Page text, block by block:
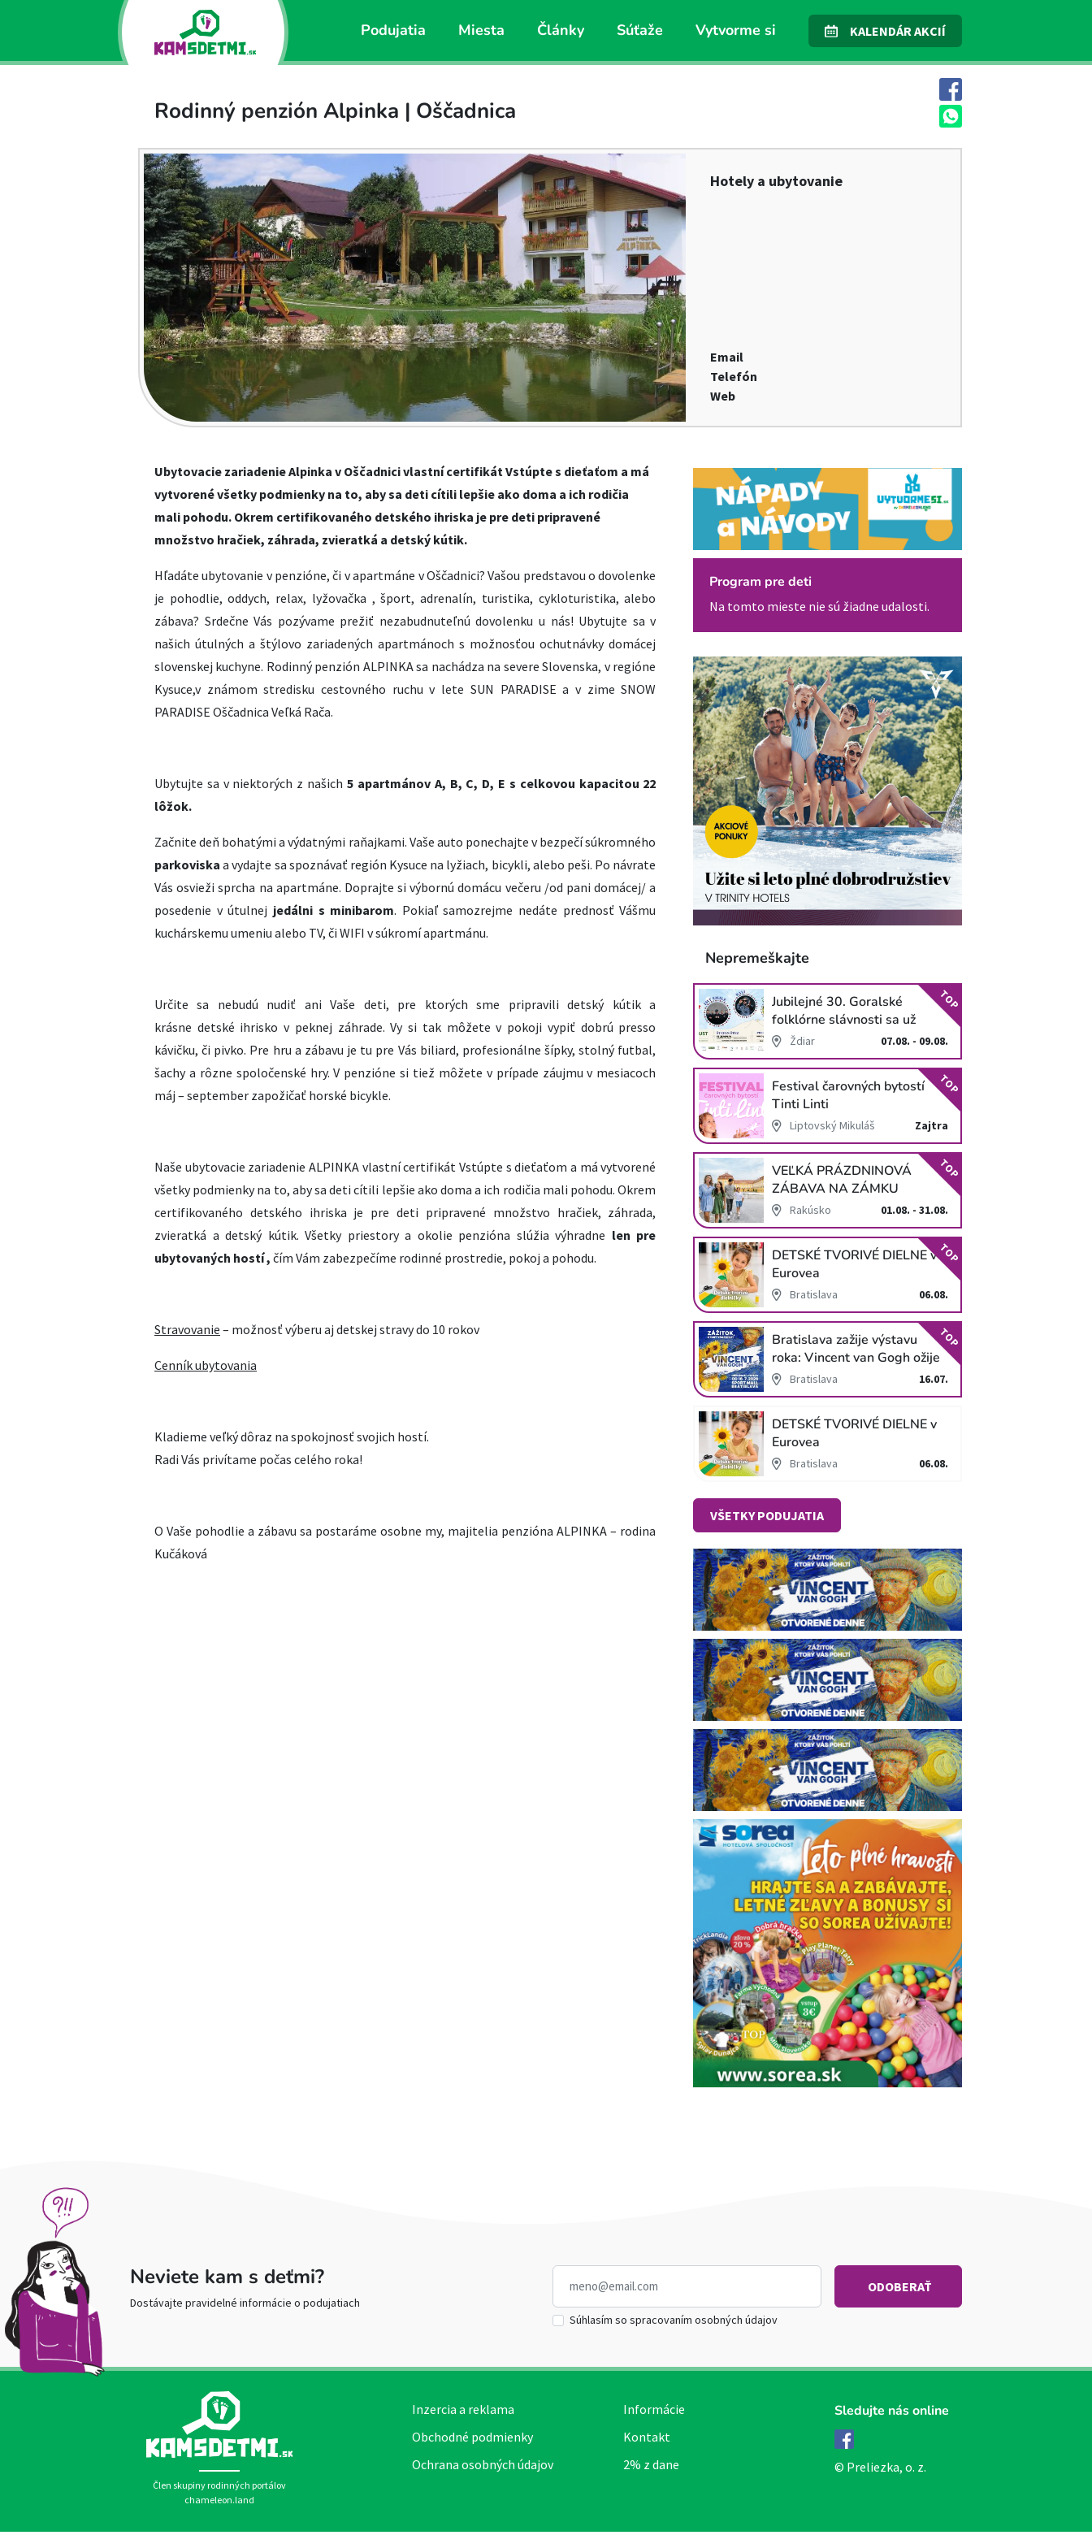
Podujatia Miesta Články Súťaže Vytvorme si KALENDÁR AKCIÍ
Rodinný penzión Alpinka | Oščadnica
Hotely a ubytovanie
Email
Telefón
Web
Ubytovacie zariadenie Alpinka v Oščadnici vlastní certifikát Vstúpte s dieťaťom a má
vytvorené všetky podmienky na to, aby sa deti cítili lepšie ako doma a ich rodičia
mali pohodu. Okrem certifikovaného detského ihriska je pre deti pripravené
množstvo hračiek, záhrada, zvieratká a detský kútik.
Hľadáte ubytovanie v penzióne, či v apartmáne v Oščadnici? Vašou predstavou o dovolenke
je pohodlie, oddych, relax, lyžovačka , šport, adrenalín, turistika, cykloturistika, alebo
zábava? Srdečne Vás pozývame prežiť nezabudnuteľnú dovolenku u nás! Ubytujte sa v
našich útulných a štýlovo zariadených apartmánoch s možnosťou ochutnávky domácej
slovenskej kuchyne. Rodinný penzión ALPINKA sa nachádza na severe Slovenska, v regióne
Kysuce,v známom stredisku cestovného ruchuv lete SUN PARADISE a v zime SNOW
PARADISE Oščadnica Veľká Rača.
Ubytujte sa v niektorých z našich 5 apartmánov A, B, C, D, E s celkovou kapacitou 22
lôžok.
Začnite deň bohatými a výdatnými raňajkami. Vaše auto ponechajte v bezpečí súkromného
parkoviskaa vydajte sa spoznávať región Kysuce na lyžiach, bicykli, alebo peši. Po návrate
Vás osvieži sprcha na apartmáne. Doprajte si výbornú domácu večeru /od pani domácej/ a
posedenie v útulnej jedálni s minibarom. Pokiaľ samozrejme nedáte prednosť Vášmu
kuchárskemu umeniu alebo TV, či WIFI v súkromí apartmánu.
Určite sa nebudú nudiť ani Vaše deti, pre ktorých sme pripravili detský kútik a
krásne detské ihrisko v peknej záhrade. Vy si tak môžete v pokoji vypiť dobrú presso
kávičku, či pivko. Pre hru a zábavu je tu pre Vás biliard, profesionálne šípky, stolný futbal,
šachy a rôzne spoločenské hry.V penzióne si tiež môžete v prípade záujmu v mesiacoch
máj – september zapožičať horské bicykle.
Naše ubytovacie zariadenie ALPINKA vlastní certifikát Vstúpte s dieťaťom a má vytvorené
všetky podmienky na to, aby sa deti cítili lepšie ako doma a ich rodičia mali pohodu. Okrem
certifikovaného detského ihriska je pre deti pripravené množstvo hračiek, záhrada,
zvieratká a detský kútik.Všetky priestory a okolie penzióna slúžia výhradne len pre
ubytovaných hostí , čím Vám zabezpečíme rodinné prostredie, pokoj a pohodu.
Stravovanie – možnosť výberu aj detskej stravy do 10 rokov
Cenník ubytovania
Kladieme veľký dôraz na spokojnosť svojich hostí.
Radi Vás privítame počas celého roka!
O Vaše pohodlie a zábavu sa postaráme osobne my, majitelia penzióna ALPINKA – rodina
Kučáková
Program pre deti
Na tomto mieste nie sú žiadne udalosti.
Nepremeškajte
Jubilejné 30. Goralské
folklórne slávnosti sa už
blížiaŽdiar 07.08. - 09.08.
TOP
Festival čarovných bytostí
Tinti Linti
Liptovský Mikuláš Zajtra
TOP
VEĽKÁ PRÁZDNINOVÁ
ZÁBAVA NA ZÁMKU
SCHLOSS HOF
Rakúsko 01.08. - 31.08.
TOP
DETSKÉ TVORIVÉ DIELNE v
Eurovea
Bratislava 06.08.
TOP
Bratislava zažije výstavu
roka: Vincent van Gogh ožije
v unikátnej imerzívnej šou!
Bratislava 16.07.
TOP
DETSKÉ TVORIVÉ DIELNE v
Eurovea
Bratislava 06.08.
VŠETKY PODUJATIA
Neviete kam s deťmi?
Dostávajte pravidelné informácie o podujatiach
Súhlasím so spracovaním osobných údajov
Člen skupiny rodinných portálov
chameleon.land
Inzercia a reklama
Obchodné podmienky
Ochrana osobných údajov
Informácie
Kontakt
2% z dane
Sledujte nás online
© Preliezka, o. z.